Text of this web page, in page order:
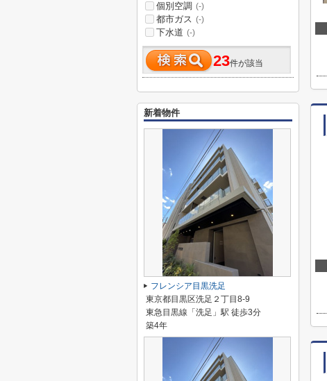
個別空調 (-)
都市ガス (-)
下水道 (-)
23件が該当
新着物件
フレンシア目黒洗足
東京都目黒区洗足２丁目8-9
東急目黒線「洗足」駅 徒歩3分
築4年